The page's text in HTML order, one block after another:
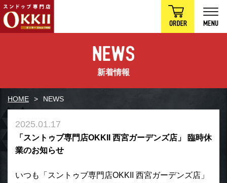
新着情報
HOME NEWS
2025.01.17
「スントゥブ専門店OKKII 西宮ガーデンズ店」 臨時休
業のお知らせ
いつも「スントゥブ専門店OKKII 西宮ガーデンズ店」